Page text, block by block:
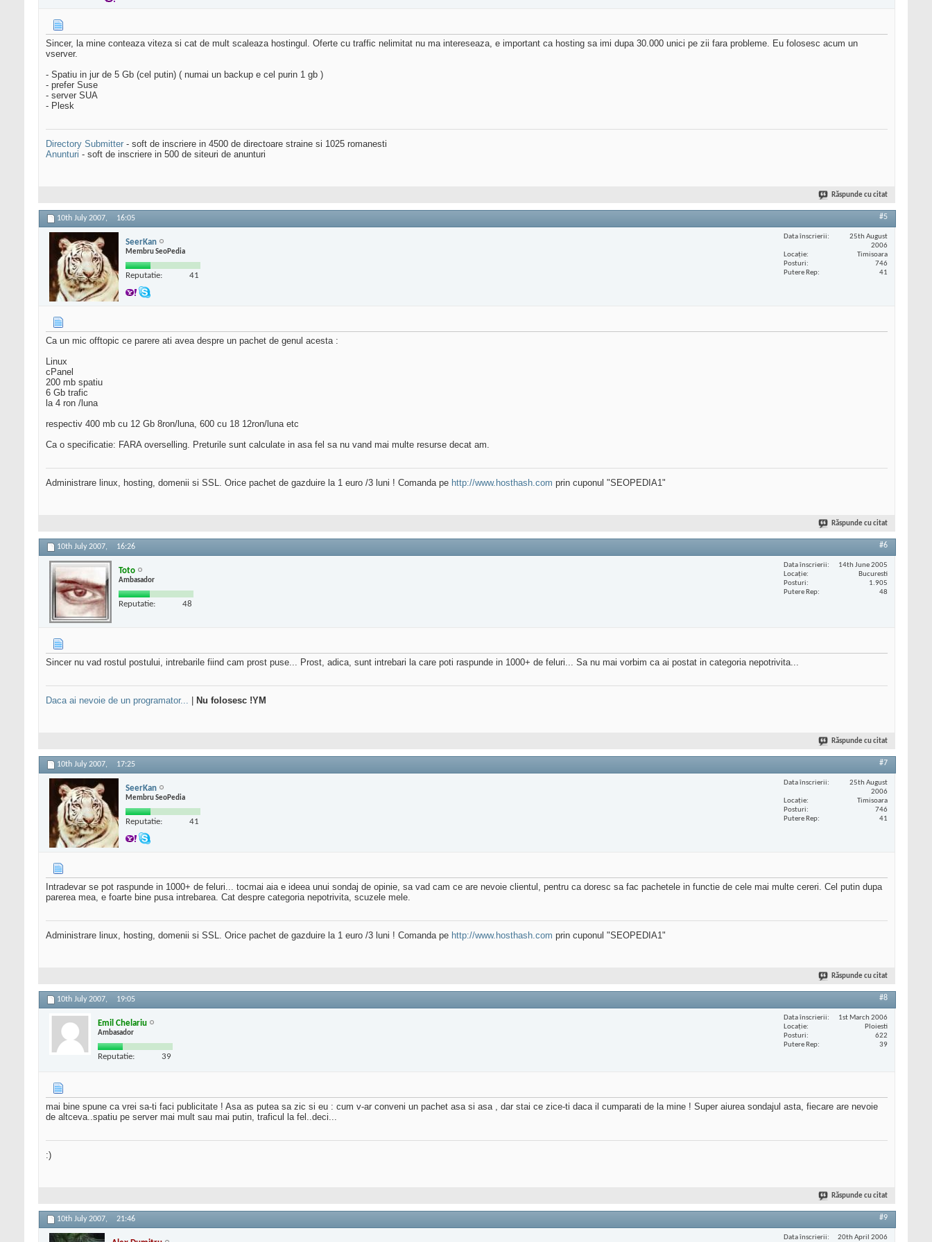
Sincer, la mine conteaza viteza si cat de mult scaleaza hostingul. Oferte cu traffic nelimitat nu ma intereseaza, e important ca hosting sa imi dupa 30.000 unici pe zii fara probleme. Eu folosesc acum un
vserver.
- Spatiu in jur de 5 Gb (cel putin) ( numai un backup e cel purin 1 gb )
- prefer Suse
- server SUA
- Plesk
Directory Submitter - soft de inscriere in 4500 de directoare straine si 1025 romanesti
Anunturi - soft de inscriere in 500 de siteuri de anunturi
Răspunde cu citat
10th July 2007, 16:05 #5
SeerKan
Membru SeoPedia
Reputatie: 41
Data înscrierii
25th August
2006
Locaţie
Timisoara
Posturi
746
Putere Rep
41
Ca un mic offtopic ce parere ati avea despre un pachet de genul acesta :
Linux
cPanel
200 mb spatiu
6 Gb trafic
la 4 ron /luna
respectiv 400 mb cu 12 Gb 8ron/luna, 600 cu 18 12ron/luna etc
Ca o specificatie: FARA overselling. Preturile sunt calculate in asa fel sa nu vand mai multe resurse decat am.
Administrare linux, hosting, domenii si SSL. Orice pachet de gazduire la 1 euro /3 luni ! Comanda pe http://www.hosthash.com prin cuponul "SEOPEDIA1"
Răspunde cu citat
10th July 2007, 16:26 #6
Toto
Ambasador
Reputatie: 48
Data înscrierii
14th June 2005
Locaţie
Bucuresti
Posturi
1.905
Putere Rep
48
Sincer nu vad rostul postului, intrebarile fiind cam prost puse... Prost, adica, sunt intrebari la care poti raspunde in 1000+ de feluri... Sa nu mai vorbim ca ai postat in categoria nepotrivita...
Daca ai nevoie de un programator... Nu folosesc !YM
Răspunde cu citat
10th July 2007, 17:25 #7
SeerKan
Membru SeoPedia
Reputatie: 41
Data înscrierii
25th August
2006
Locaţie
Timisoara
Posturi
746
Putere Rep
41
Intradevar se pot raspunde in 1000+ de feluri... tocmai aia e ideea unui sondaj de opinie, sa vad cam ce are nevoie clientul, pentru ca doresc sa fac pachetele in functie de cele mai multe cereri. Cel putin dupa
parerea mea, e foarte bine pusa intrebarea. Cat despre categoria nepotrivita, scuzele mele.
Administrare linux, hosting, domenii si SSL. Orice pachet de gazduire la 1 euro /3 luni ! Comanda pe http://www.hosthash.com prin cuponul "SEOPEDIA1"
Răspunde cu citat
10th July 2007, 19:05 #8
Emil Chelariu
Ambasador
Reputatie: 39
Data înscrierii
1st March 2006
Locaţie
Ploiesti
Posturi
622
Putere Rep
39
mai bine spune ca vrei sa-ti faci publicitate ! Asa as putea sa zic si eu : cum v-ar conveni un pachet asa si asa , dar stai ce zice-ti daca il cumparati de la mine ! Super aiurea sondajul asta, fiecare are nevoie
de altceva..spatiu pe server mai mult sau mai putin, traficul la fel..deci...
:)
Răspunde cu citat
10th July 2007, 21:46 #9
Data înscrierii 20th April 2006